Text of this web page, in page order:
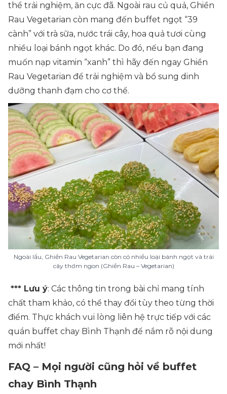
thể trải nghiệm, ăn cực đã. Ngoài rau củ quả, Ghiền
Rau Vegetarian còn mang đến buffet ngọt “39
cành” với trà sữa, nước trái cây, hoa quả tươi cùng
nhiều loại bánh ngọt khác. Do đó, nếu bạn đang
muốn nạp vitamin “xanh” thì hãy đến ngay Ghiền
Rau Vegetarian để trải nghiệm và bổ sung dinh
dưỡng thanh đạm cho cơ thể.
Ngoài lẩu, Ghiền Rau Vegetarian còn có nhiều loại bánh ngọt và trái
cây thơm ngon (Ghiền Rau – Vegetarian)
*** Lưu ý: Các thông tin trong bài chỉ mang tính
chất tham khảo, có thể thay đổi tùy theo từng thời
điểm. Thực khách vui lòng liên hệ trực tiếp với các
quán buffet chay Bình Thạnh để nắm rõ nội dung
mới nhất!
FAQ – Mọi người cũng hỏi về buffet
chay Bình Thạnh